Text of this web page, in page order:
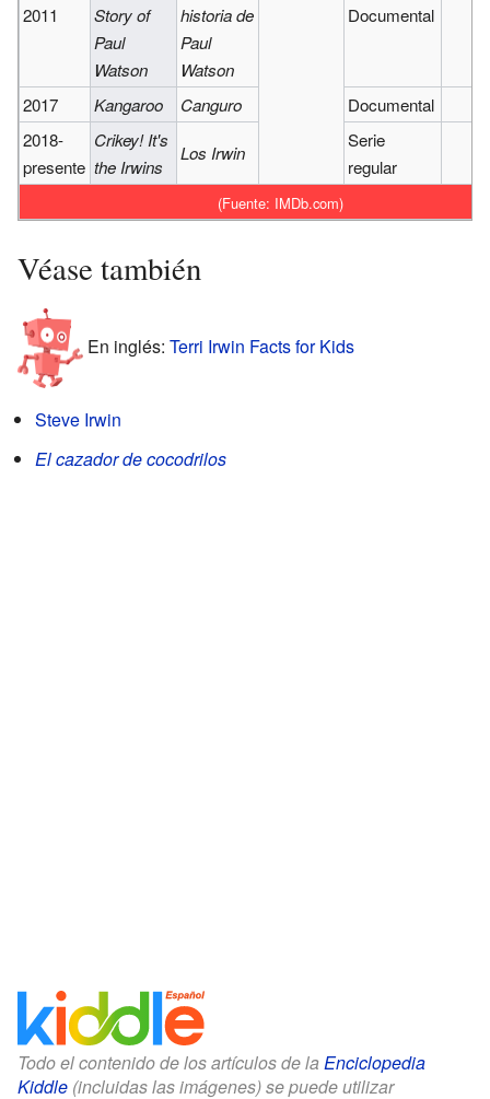
2011
Story of
Paul
Watson
historia de
Paul
Watson
Documental
2017 Kangaroo Canguro
Documental
2018-
presente
Crikey! It's
the Irwins
Los Irwin
Serie
regular
(Fuente: IMDb.com)
Véase también
En inglés: Terri Irwin Facts for Kids
Steve Irwin
El cazador de cocodrilos
Todo el contenido de los artículos de la Enciclopedia
Kiddle (incluidas las imágenes) se puede utilizar